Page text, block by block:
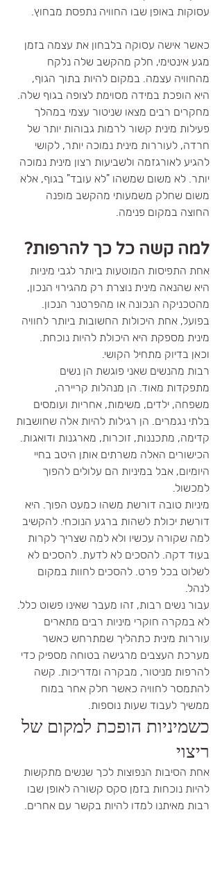
עסוקות באופן שבו החוויה נתפסת מבחוץ.
כאשר אישה עסוקה בלבחון את עצמה בזמן
מגע אינטימי, חלק מהקשב שלה נלקח
מהחוויה עצמה. במקום להיות בתוך הגוף,
היא הופכת במידה מסוימת לצופה בגוף שלה.
מחקרים רבים מצאו שניטור עצמי במהלך
פעילות מינית קשור לרמות גבוהות יותר של
חרדה, לעוררות מינית נמוכה יותר, לקושי
להגיע לאורגזמה ולשביעות רצון מינית נמוכה
יותר. לא משום שמשהו "לא עובד" בגוף, אלא
משום שחלק משמעותי מהקשב מופנה
החוצה במקום פנימה.
למה קשה כל כך להרפות?
אחת התפיסות המוטעות ביותר לגבי מיניות
היא שהנאה מינית נוצרת רק מהגירוי הנכון,
מהטכניקה הנכונה או מהפרטנר הנכון.
בפועל, אחת היכולות החשובות ביותר לחוויה
מינית מספקת היא היכולת להיות נוכחת.
וכאן בדיוק מתחיל הקושי.
רבות מהנשים שאני פוגשת הן נשים
מתפקדות מאוד. הן מנהלות קריירה,
משפחה, ילדים, משימות, אחריות ועומסים
בלתי נגמרים. הן רגילות להיות אלה שחושבות
קדימה, מתכננות, זוכרות, מארגנות ודואגות.
הכישורים האלה משרתים אותן היטב בחיי
היומיום, אבל במיניות הם עלולים להפוך
למכשול.
מיניות טובה דורשת משהו כמעט הפוך. היא
דורשת יכולת לשהות ברגע הנוכחי. להקשיב
למה שקורה עכשיו ולא למה שצריך לקרות
בעוד דקה. להסכים לא לדעת. להסכים לא
לשלוט בכל פרט. להסכים לחוות במקום
לנהל.
עבור נשים רבות, זהו מעבר שאינו פשוט כלל.
לא במקרה חוקרי מיניות רבים מתארים
עוררות מינית כתהליך שמתרחש כאשר
מערכת העצבים מרגישה בטוחה מספיק כדי
להרפות מניטור, מבקרה ומדריכות. קשה
להתמסר לחוויה כאשר חלק אחר במוח
ממשיך לעבוד שעות נוספות.
כשמיניות הופכת למקום של
ריצוי
אחת הסיבות הנפוצות לכך שנשים מתקשות
להיות נוכחות בזמן סקס קשורה לאופן שבו
רבות מאיתנו למדו להיות בקשר עם אחרים.